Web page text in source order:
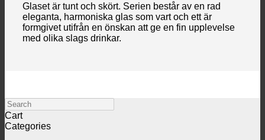
Glaset är tunt och skört. Serien består av en rad
eleganta, harmoniska glas som vart och ett är
formgivet utifrån en önskan att ge en fin upplevelse
med olika slags drinkar.
Search
Cart
Categories